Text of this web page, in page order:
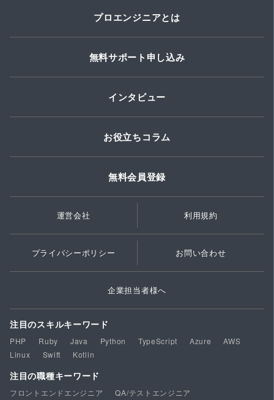
プロエンジニアとは
無料サポート申し込み
インタビュー
お役立ちコラム
無料会員登録
運営会社 利用規約
プライバシーポリシー お問い合わせ
企業担当者様へ
注目のスキルキーワード
PHP Ruby Java Python TypeScript Azure
AWS
Linux
Swift Kotlin
注目の職種キーワード
フロントエンドエンジニア
QA/テストエンジニア